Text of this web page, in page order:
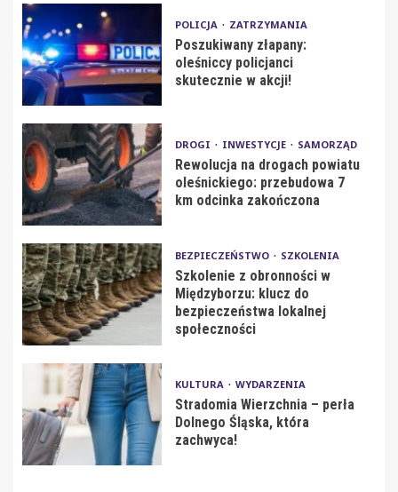
POLICJA ZATRZYMANIA
Poszukiwany złapany:
oleśniccy policjanci
skutecznie w akcji!
DROGI INWESTYCJE SAMORZĄD
Rewolucja na drogach powiatu
oleśnickiego: przebudowa 7
km odcinka zakończona
BEZPIECZEŃSTWO SZKOLENIA
Szkolenie z obronności w
Międzyborzu: klucz do
bezpieczeństwa lokalnej
społeczności
KULTURA WYDARZENIA
Stradomia Wierzchnia – perła
Dolnego Śląska, która
zachwyca!